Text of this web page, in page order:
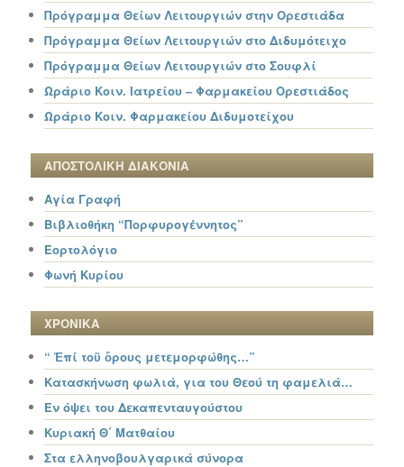
Πρόγραμμα Θείων Λειτουργιών στην Ορεστιάδα
Πρόγραμμα Θείων Λειτουργιών στο Διδυμότειχο
Πρόγραμμα Θείων Λειτουργιών στο Σουφλί
Ωράριο Κοιν. Ιατρείου – Φαρμακείου Ορεστιάδος
Ωράριο Κοιν. Φαρμακείου Διδυμοτείχου
ΑΠΟΣΤΟΛΙΚΗ ΔΙΑΚΟΝΙΑ
Αγία Γραφή
Βιβλιοθήκη “Πορφυρογέννητος”
Εορτολόγιο
Φωνή Κυρίου
ΧΡΟΝΙΚΑ
“ Ἐπί τοῦ ὄρους μετεμορφώθης…”
Κατασκήνωση φωλιά, για του Θεού τη φαμελιά…
Εν όψει του Δεκαπενταυγούστου
Κυριακή Θ΄ Ματθαίου
Στα ελληνοβουλγαρικά σύνορα